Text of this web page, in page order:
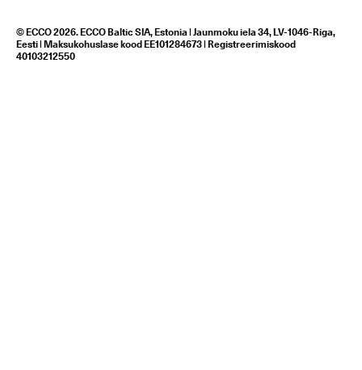
© ECCO 2026. ECCO Baltic SIA, Estonia | Jaunmoku iela 34, LV-1046-Riga,
Eesti | Maksukohuslase kood EE101284673 | Registreerimiskood
40103212550